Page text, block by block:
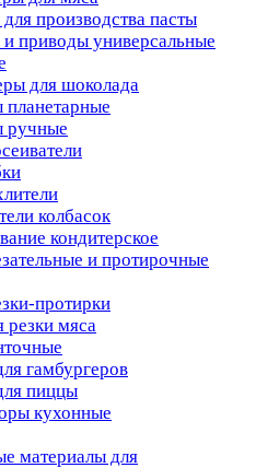
производства пасты
приводы универсальные
для шоколада
ручные
колбасок
кондитерское
и протирочные
протирки
резки мяса
гамбургеров
пиццы
кухонные
материалы для